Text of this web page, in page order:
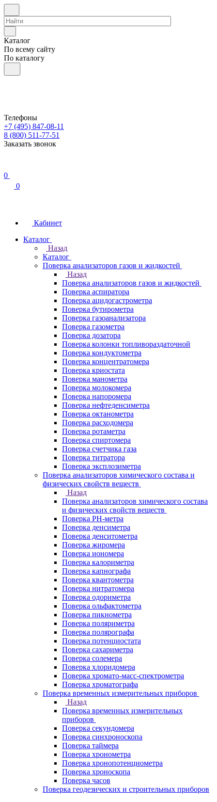
Каталог
По всему сайту
По каталогу
Телефоны
+7 (495) 847-08-11
8 (800) 511-77-51
Заказать звонок
0
0
Кабинет
Каталог
Назад
Каталог
Поверка анализаторов газов и жидкостей
Назад
Поверка анализаторов газов и жидкостей
Поверка аспиратора
Поверка ацидогастрометра
Поверка бутирометра
Поверка газоанализатора
Поверка газометра
Поверка дозатора
Поверка колонки топливораздаточной
Поверка кондуктометра
Поверка концентратомера
Поверка криостата
Поверка манометра
Поверка молокомера
Поверка напоромера
Поверка нефтеденсиметра
Поверка октанометра
Поверка расходомера
Поверка ротаметра
Поверка спиртомера
Поверка счетчика газа
Поверка титратора
Поверка эксплозиметра
Поверка анализаторов химического состава и
физических свойств веществ
Назад
Поверка анализаторов химического состава
и физических свойств веществ
Поверка PH-метра
Поверка денсиметра
Поверка денситометра
Поверка жиромера
Поверка иономера
Поверка калориметра
Поверка капнографа
Поверка квантометра
Поверка нитратомера
Поверка одориметра
Поверка ольфактометра
Поверка пикнометра
Поверка поляриметра
Поверка полярографа
Поверка потенциостата
Поверка сахариметра
Поверка солемера
Поверка хлоридомера
Поверка хромато-масс-спектрометра
Поверка хроматографа
Поверка временных измерительных приборов
Назад
Поверка временных измерительных
приборов
Поверка секундомера
Поверка синхроноскопа
Поверка таймера
Поверка хронометра
Поверка хронопотенциометра
Поверка хроноскопа
Поверка часов
Поверка геодезических и строительных приборов